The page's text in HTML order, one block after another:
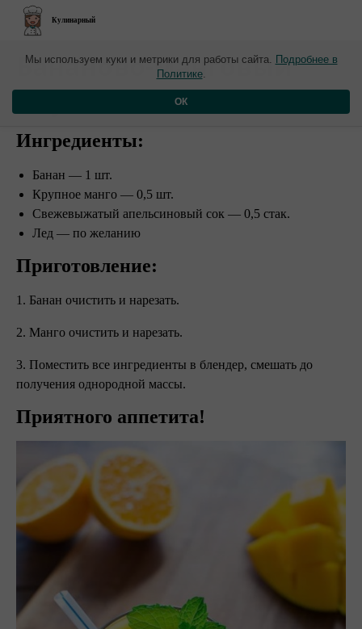
Кулинарный
​Бананово-манговый
смузи
Ингредиенты:
Банан — 1 шт.
Крупное манго — 0,5 шт.
Свежевыжатый апельсиновый сок — 0,5 стак.
Лед — по желанию
Приготовление:
1. Банан очистить и нарезать.
2. Манго очистить и нарезать.
3. Поместить все ингредиенты в блендер, смешать до
получения однородной массы.
Приятного аппетита!
Мы используем куки и метрики для работы сайта. Подробнее в
Политике.
ОК